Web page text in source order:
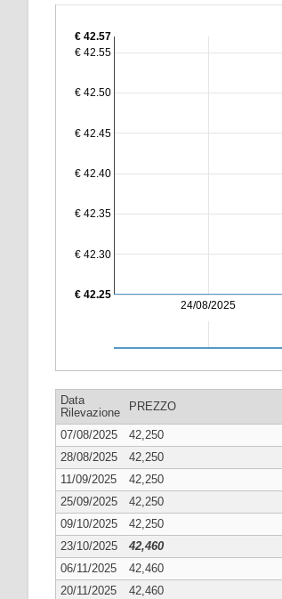
24/08/2025
€ 42.30
€ 42.35
€ 42.40
€ 42.45
€ 42.50
€ 42.55
€ 42.25
€ 42.57
Data
Rilevazione
PREZZO
07/08/2025
42,250
28/08/2025
42,250
11/09/2025
42,250
25/09/2025
42,250
09/10/2025
42,250
23/10/2025
42,460
06/11/2025
42,460
20/11/2025
42,460